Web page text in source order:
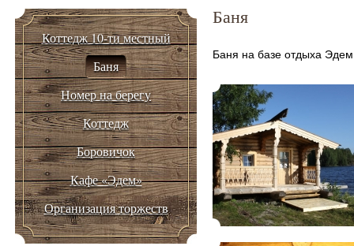
Коттедж 10-ти местный
Баня
Номер на берегу
Коттедж
Боровичок
Кафе «Эдем»
Организация торжеств
Баня
Баня на базе отдыха Эдем